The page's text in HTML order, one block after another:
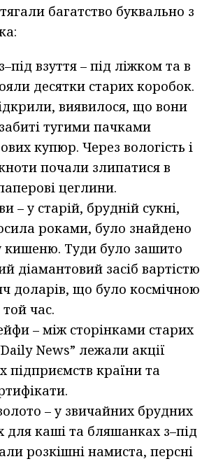
багатство буквально з
взуття – під ліжком та в
десятки старих коробок.
виявилося, що вони
тугими пачками
купюр. Через вологість і
почали злипатися в
цеглини.
– у старій, брудній сукні,
роками, було знайдено
кишеню. Туди було зашито
діамантовий засіб вартістю
доларів, що було космічною
час.
– між сторінками старих
News” лежали акції
підприємств країни та
– у звичайних брудних
для каші та бляшанках з–під
розкішні намиста, персні